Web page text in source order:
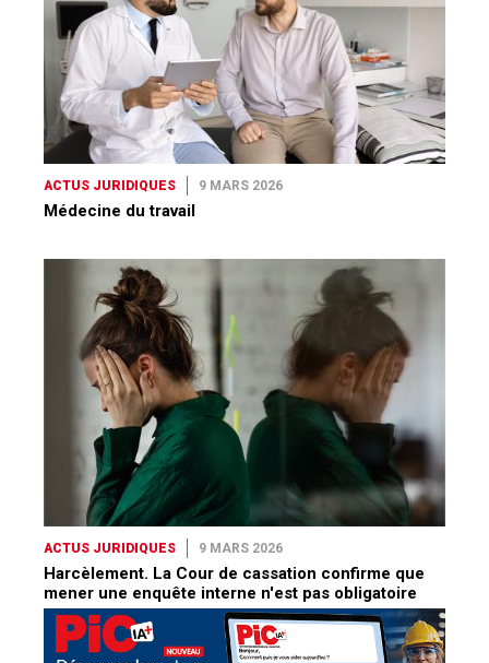
ACTUS JURIDIQUES 9 MARS 2026
Médecine du travail
ACTUS JURIDIQUES 9 MARS 2026
Harcèlement. La Cour de cassation confirme que
mener une enquête interne n'est pas obligatoire